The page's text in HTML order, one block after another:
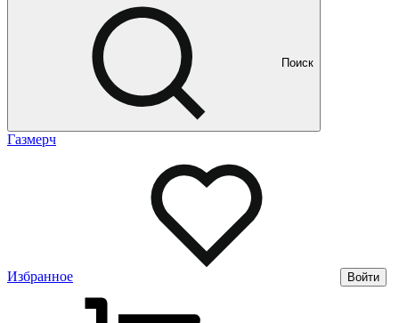
Поиск
Газмерч
Избранное Войти